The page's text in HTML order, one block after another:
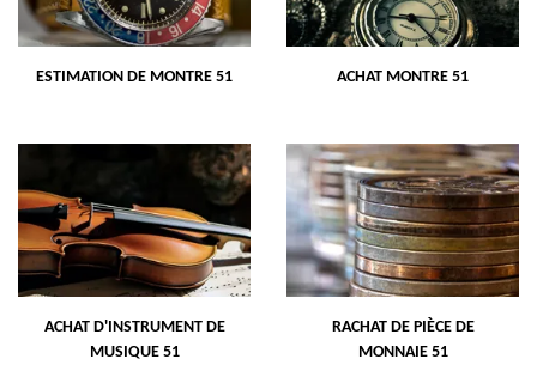
ESTIMATION DE MONTRE 51 ACHAT MONTRE 51
ACHAT D'INSTRUMENT DE
MUSIQUE 51
RACHAT DE PIÈCE DE
MONNAIE 51